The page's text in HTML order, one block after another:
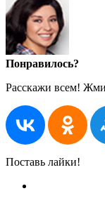
Понравилось?
Расскажи всем! Жми
Поставь лайки!